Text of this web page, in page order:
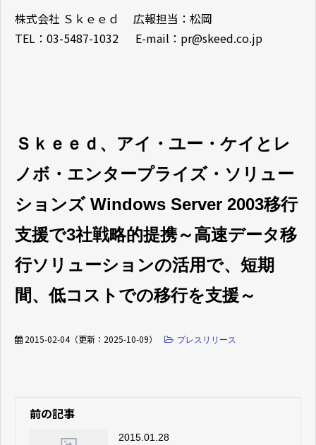
株式会社 Ｓｋｅｅｄ 広報担当：松岡
TEL：03-5487-1032 E-mail：pr@skeed.co.jp
Ｓｋｅｅｄ、アイ・ユー・ケイとレ
ノボ・エンタープライズ・ソリュー
ションズ Windows Server 2003移行
支援で3社戦略的提携～高速データ移
行ソリューションの活用で、短期
間、低コストでの移行を支援～
2015-02-04（更新： 2025-10-09） プレスリリース
前の記事
2015.01.28